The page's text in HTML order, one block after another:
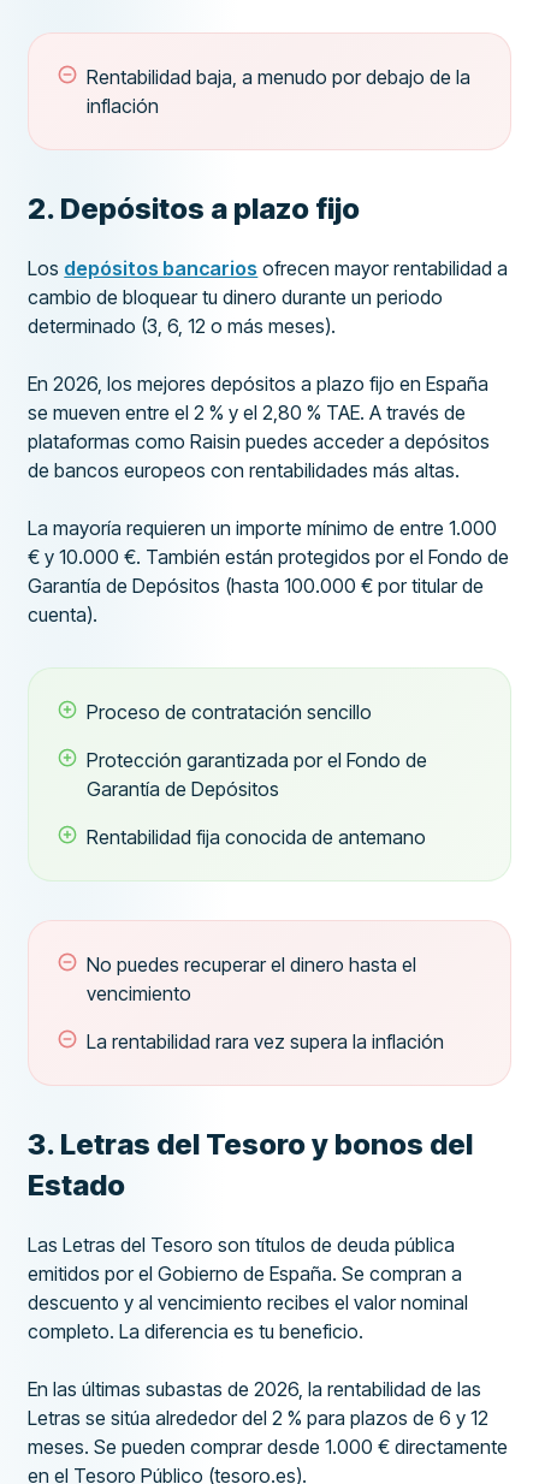
Rentabilidad baja, a menudo por debajo de la
inflación
2. Depósitos a plazo fijo
Los depósitos bancarios ofrecen mayor rentabilidad a
cambio de bloquear tu dinero durante un periodo
determinado (3, 6, 12 o más meses).
En 2026, los mejores depósitos a plazo fijo en España
se mueven entre el 2 % y el 2,80 % TAE. A través de
plataformas como Raisin puedes acceder a depósitos
de bancos europeos con rentabilidades más altas.
La mayoría requieren un importe mínimo de entre 1.000
€ y 10.000 €. También están protegidos por el Fondo de
Garantía de Depósitos (hasta 100.000 € por titular de
cuenta).
Proceso de contratación sencillo
Protección garantizada por el Fondo de
Garantía de Depósitos
Rentabilidad fija conocida de antemano
No puedes recuperar el dinero hasta el
vencimiento
La rentabilidad rara vez supera la inflación
3. Letras del Tesoro y bonos del
Estado
Las Letras del Tesoro son títulos de deuda pública
emitidos por el Gobierno de España. Se compran a
descuento y al vencimiento recibes el valor nominal
completo. La diferencia es tu beneficio.
En las últimas subastas de 2026, la rentabilidad de las
Letras se sitúa alrededor del 2 % para plazos de 6 y 12
meses. Se pueden comprar desde 1.000 € directamente
en el Tesoro Público (tesoro.es).